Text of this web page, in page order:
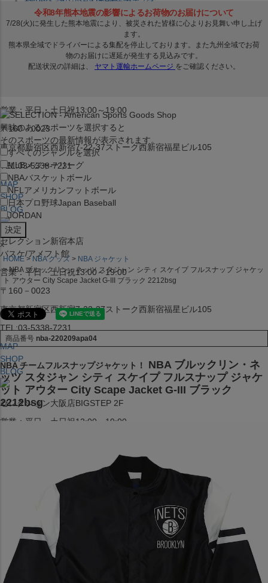
営業：平日・土日祝13:00～19:00
〒160－0023
東京都新宿区西新宿7-22-37ストーク西新宿福星ビル105
TEL:03-5338-7231
MAP
SHOP
BLOG
セレクション新宿本店
バスケ/アメフト館
営業：平日・土日祝13:00～19:00
〒160－0023
東京都新宿区西新宿7-22-37ストーク西新宿福星ビル105
TEL:03-5338-7231
MAP
SHOP
BLOG
セレクション大阪店BIGSTEP 2F
営業：平日・土日祝12:00～19:00
大阪府大阪市中央区西心斎橋1丁目6番14号
TEL:06-4708-3300
BLOG
JR水道橋駅西口店
在庫品は 1-3営業日内で発送!! ※お取寄せ商品は対象外
興味のあるスポーツを選択すると
そのスポーツの最新情報が表示されます。
すべてのジャンルを選択
MLBメジャーリーグ
NBAバスケットボール
NFL アメリカンフットボール
日本プロ野球Japan Baseball
JORDAN
x
HOME NBA グッズ
NBA ジャケット
NBA ブルックリン・ネッツ スタジャン シティ スケイプ フルスナップ ジャケッ
ト アウター City Scape Jacket G-III ブラック 2212bsg
商品番号 nba-220209apa04
NBA チームフルスナップジャケット！
NBA ブルックリン・ネ
ッツ スタジャン シティ スケイプ フルスナップ ジャケ
ット アウター City Scape Jacket G-III ブラック
2212bsg